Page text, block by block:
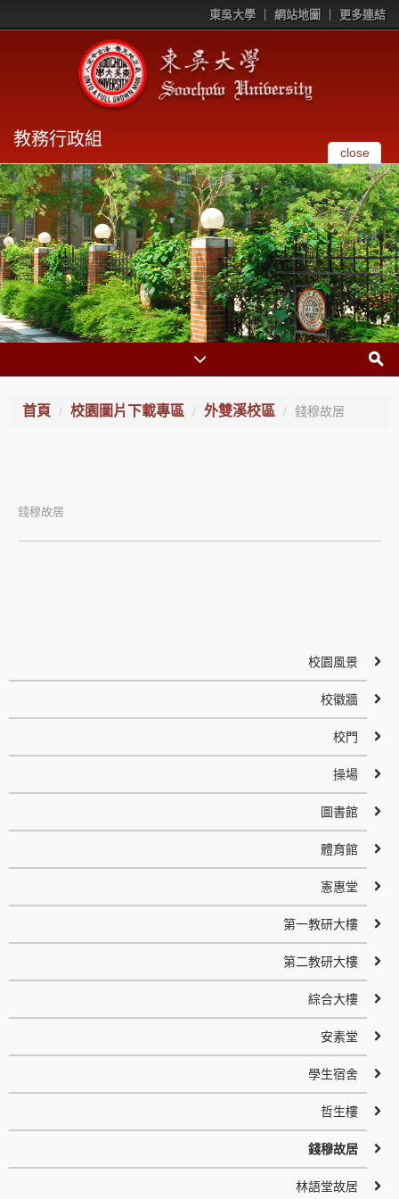
東吳大學 網站地圖 更多連結
教務行政組
close
首頁 校園圖片下載專區 外雙溪校區 錢穆故居
錢穆故居
校園風景
校徽牆
校門
操場
圖書館
體育館
憲惠堂
第一教研大樓
第二教研大樓
綜合大樓
安素堂
學生宿舍
哲生樓
錢穆故居
林語堂故居